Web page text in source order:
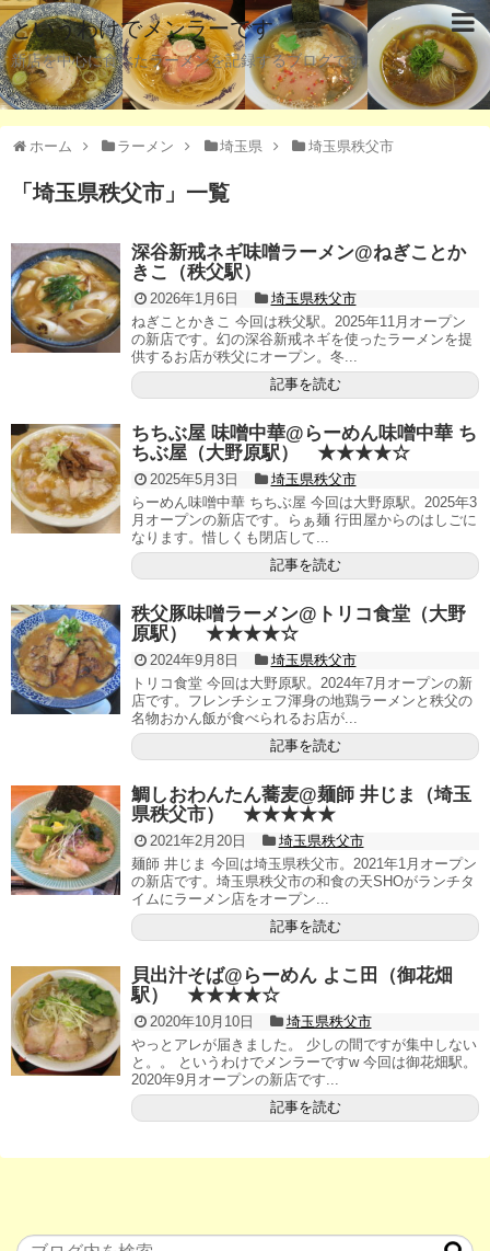
というわけでメンラーです
新店を中心に食べたラーメンを記録するブログです。
ホーム ラーメン 埼玉県 埼玉県秩父市
「埼玉県秩父市 」 一覧
深谷新戒ネギ味噌ラーメン@ねぎことか
きこ（秩父駅）
2026年1月6日
埼玉県秩父市
ねぎことかきこ 今回は秩父駅。2025年11月オープン
の新店です。幻の深谷新戒ネギを使ったラーメンを提
供するお店が秩父にオープン。冬...
記事を読む
ちちぶ屋 味噌中華@らーめん味噌中華 ち
ちぶ屋（大野原駅） ★★★★☆
2025年5月3日
埼玉県秩父市
らーめん味噌中華 ちちぶ屋 今回は大野原駅。2025年3
月オープンの新店です。らぁ麺 行田屋からのはしごに
なります。惜しくも閉店して...
記事を読む
秩父豚味噌ラーメン@トリコ食堂（大野
原駅） ★★★★☆
2024年9月8日
埼玉県秩父市
トリコ食堂 今回は大野原駅。2024年7月オープンの新
店です。フレンチシェフ渾身の地鶏ラーメンと秩父の
名物おかん飯が食べられるお店が...
記事を読む
鯛しおわんたん蕎麦@麺師 井じま（埼玉
県秩父市） ★★★★★
2021年2月20日
埼玉県秩父市
麺師 井じま 今回は埼玉県秩父市。2021年1月オープン
の新店です。埼玉県秩父市の和食の天SHOがランチタ
イムにラーメン店をオープン...
記事を読む
貝出汁そば@らーめん よこ田（御花畑
駅） ★★★★☆
2020年10月10日
埼玉県秩父市
やっとアレが届きました。 少しの間ですが集中しない
と。。 というわけでメンラーですw 今回は御花畑駅。
2020年9月オープンの新店です...
記事を読む